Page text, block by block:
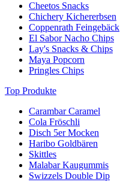
Cheetos Snacks
Chichery Kichererbsen
Coppenrath Feingebäck
El Sabor Nacho Chips
Lay's Snacks & Chips
Maya Popcorn
Pringles Chips
Top Produkte
Carambar Caramel
Cola Fröschli
Disch 5er Mocken
Haribo Goldbären
Skittles
Malabar Kaugummis
Swizzels Double Dip